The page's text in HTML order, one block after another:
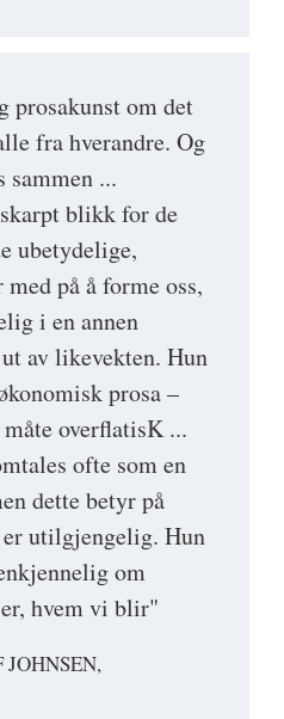
prosakunst om det
fra hverandre. Og
sammen ...
blikk for de
ubetydelige,
på å forme oss,
i en annen
av likevekten. Hun
prosa –
overflatisK ...
ofte som en
dette betyr på
utilgjengelig. Hun
om
hvem vi blir"